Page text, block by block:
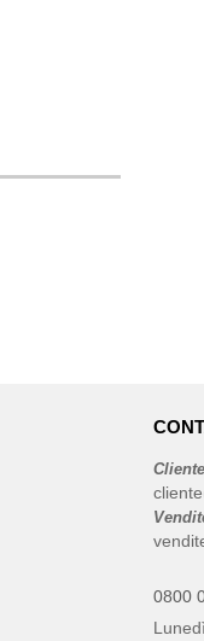
Cliente
0800